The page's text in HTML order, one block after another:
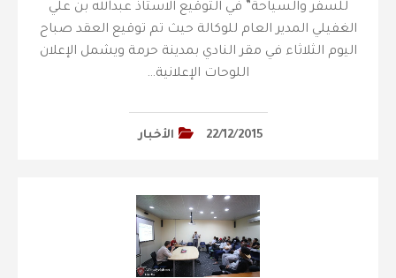
للسفر والسياحة” في التوقيع الاستاذ عبدالله بن علي
الغفيلي المدير العام للوكالة حيث تم توقيع العقد صباح
اليوم الثلاثاء في مقر النادي بمدينة حرمة ويشمل الإعلان
اللوحات الإعلانية…
22/12/2015 الأخبار